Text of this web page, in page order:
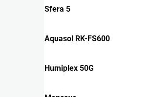
Sfera 5
Aquasol RK-FS600
Humiplex 50G